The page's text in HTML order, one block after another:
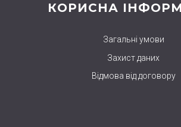
КОРИСНА
Загальні умови
Захист даних
Відмова від договору